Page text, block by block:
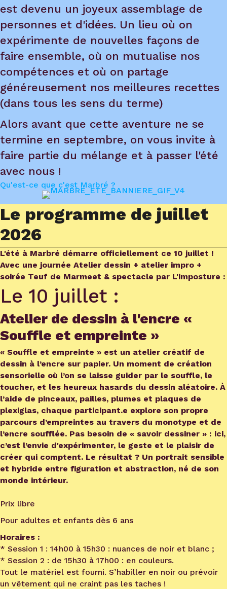
est devenu un joyeux assemblage de
personnes et d'idées. Un lieu où on
expérimente de nouvelles façons de
faire ensemble, où on mutualise nos
compétences et où on partage
généreusement nos meilleures recettes
(dans tous les sens du terme)
Alors avant que cette aventure ne se
termine en septembre, on vous invite à
faire partie du mélange et à passer l'été
avec nous !
Qu'est-ce que c'est Marbré ?
Le programme de juillet
2026
L'été à Marbré démarre officiellement ce 10 juillet !
Avec une journée Atelier dessin + atelier impro +
soirée Teuf de Marmeet & spectacle par L'imposture :
Le 10 juillet :
Atelier de dessin à l'encre «
Souffle et empreinte »
« Souffle et empreinte » est un atelier créatif de
dessin à l’encre sur papier. Un moment de création
sensorielle où l’on se laisse guider par le souffle, le
toucher, et les heureux hasards du dessin aléatoire. À
l’aide de pinceaux, pailles, plumes et plaques de
plexiglas, chaque participant.e explore son propre
parcours d’empreintes au travers du monotype et de
l’encre soufflée. Pas besoin de « savoir dessiner » : ici,
c’est l’envie d'expérimenter, le geste et le plaisir de
créer qui comptent. Le résultat ? Un portrait sensible
et hybride entre figuration et abstraction, né de son
monde intérieur.
Prix libre
Pour adultes et enfants dès 6 ans
Horaires :
* Session 1 : 14h00 à 15h30 : nuances de noir et blanc ;
* Session 2 : de 15h30 à 17h00 : en couleurs.
Tout le matériel est fourni. S’habiller en noir ou prévoir
un vêtement qui ne craint pas les taches !